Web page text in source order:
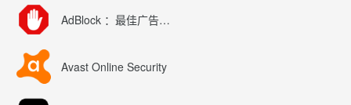
AdBlock ：最佳广告拦截工具
Avast Online Security